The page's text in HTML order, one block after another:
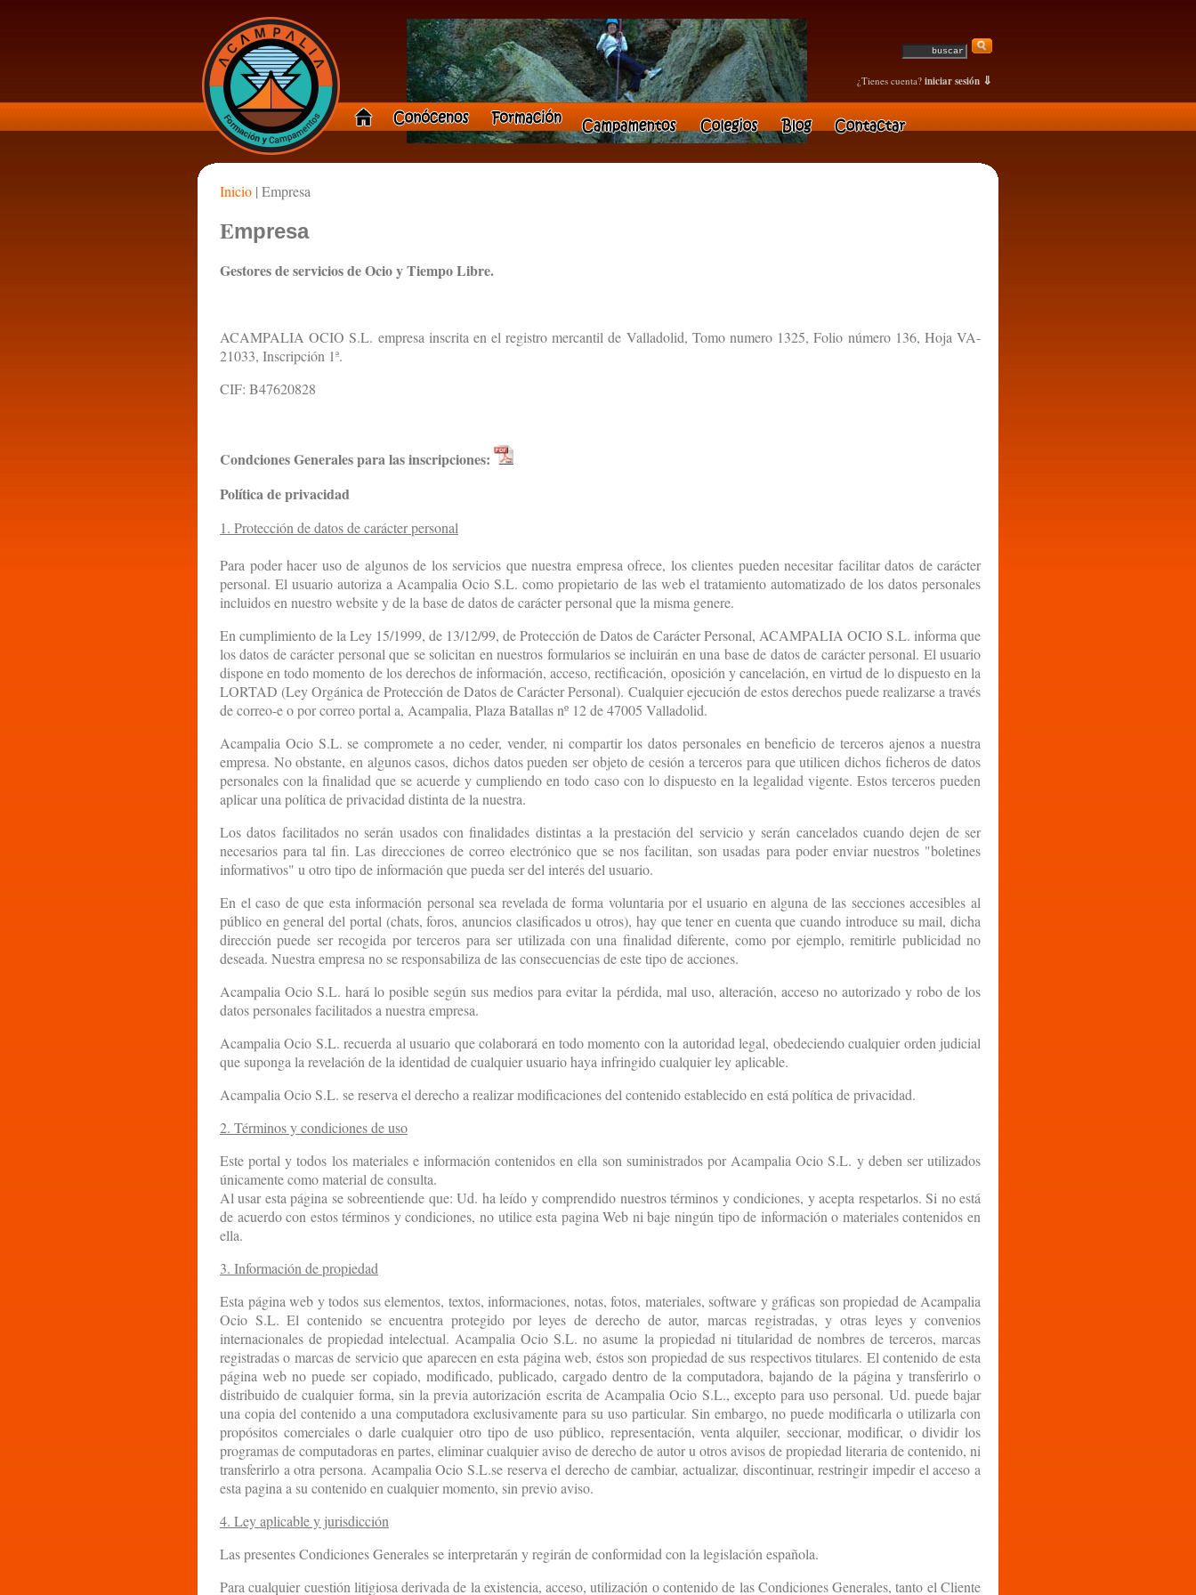
¿Tienes cuenta? iniciar sesión ⇓
Inicio | Empresa
Empresa
Gestores de servicios de Ocio y Tiempo Libre.
ACAMPALIA OCIO S.L. empresa inscrita en el registro mercantil de Valladolid, Tomo numero 1325, Folio número 136, Hoja VA-
21033, Inscripción 1ª.
CIF: B47620828
Condciones Generales para las inscripciones:
Política de privacidad
1. Protección de datos de carácter personal
Para poder hacer uso de algunos de los servicios que nuestra empresa ofrece, los clientes pueden necesitar facilitar datos de carácter
personal. El usuario autoriza a Acampalia Ocio S.L. como propietario de las web el tratamiento automatizado de los datos personales
incluidos en nuestro website y de la base de datos de carácter personal que la misma genere.
En cumplimiento de la Ley 15/1999, de 13/12/99, de Protección de Datos de Carácter Personal, ACAMPALIA OCIO S.L. informa que
los datos de carácter personal que se solicitan en nuestros formularios se incluirán en una base de datos de carácter personal. El usuario
dispone en todo momento de los derechos de información, acceso, rectificación, oposición y cancelación, en virtud de lo dispuesto en la
LORTAD (Ley Orgánica de Protección de Datos de Carácter Personal). Cualquier ejecución de estos derechos puede realizarse a través
de correo-e o por correo portal a, Acampalia, Plaza Batallas nº 12 de 47005 Valladolid.
Acampalia Ocio S.L. se compromete a no ceder, vender, ni compartir los datos personales en beneficio de terceros ajenos a nuestra
empresa. No obstante, en algunos casos, dichos datos pueden ser objeto de cesión a terceros para que utilicen dichos ficheros de datos
personales con la finalidad que se acuerde y cumpliendo en todo caso con lo dispuesto en la legalidad vigente. Estos terceros pueden
aplicar una política de privacidad distinta de la nuestra.
Los datos facilitados no serán usados con finalidades distintas a la prestación del servicio y serán cancelados cuando dejen de ser
necesarios para tal fin. Las direcciones de correo electrónico que se nos facilitan, son usadas para poder enviar nuestros "boletines
informativos" u otro tipo de información que pueda ser del interés del usuario.
En el caso de que esta información personal sea revelada de forma voluntaria por el usuario en alguna de las secciones accesibles al
público en general del portal (chats, foros, anuncios clasificados u otros), hay que tener en cuenta que cuando introduce su mail, dicha
dirección puede ser recogida por terceros para ser utilizada con una finalidad diferente, como por ejemplo, remitirle publicidad no
deseada. Nuestra empresa no se responsabiliza de las consecuencias de este tipo de acciones.
Acampalia Ocio S.L. hará lo posible según sus medios para evitar la pérdida, mal uso, alteración, acceso no autorizado y robo de los
datos personales facilitados a nuestra empresa.
Acampalia Ocio S.L. recuerda al usuario que colaborará en todo momento con la autoridad legal, obedeciendo cualquier orden judicial
que suponga la revelación de la identidad de cualquier usuario haya infringido cualquier ley aplicable.
Acampalia Ocio S.L. se reserva el derecho a realizar modificaciones del contenido establecido en está política de privacidad.
2. Términos y condiciones de uso
Este portal y todos los materiales e información contenidos en ella son suministrados por Acampalia Ocio S.L. y deben ser utilizados
únicamente como material de consulta.
Al usar esta página se sobreentiende que: Ud. ha leído y comprendido nuestros términos y condiciones, y acepta respetarlos. Si no está
de acuerdo con estos términos y condiciones, no utilice esta pagina Web ni baje ningún tipo de información o materiales contenidos en
ella.
3. Información de propiedad
Esta página web y todos sus elementos, textos, informaciones, notas, fotos, materiales, software y gráficas son propiedad de Acampalia
Ocio S.L. El contenido se encuentra protegido por leyes de derecho de autor, marcas registradas, y otras leyes y convenios
internacionales de propiedad intelectual. Acampalia Ocio S.L. no asume la propiedad ni titularidad de nombres de terceros, marcas
registradas o marcas de servicio que aparecen en esta página web, éstos son propiedad de sus respectivos titulares. El contenido de esta
página web no puede ser copiado, modificado, publicado, cargado dentro de la computadora, bajando de la página y transferirlo o
distribuido de cualquier forma, sin la previa autorización escrita de Acampalia Ocio S.L., excepto para uso personal. Ud. puede bajar
una copia del contenido a una computadora exclusivamente para su uso particular. Sin embargo, no puede modificarla o utilizarla con
propósitos comerciales o darle cualquier otro tipo de uso público, representación, venta alquiler, seccionar, modificar, o dividir los
programas de computadoras en partes, eliminar cualquier aviso de derecho de autor u otros avisos de propiedad literaria de contenido, ni
transferirlo a otra persona. Acampalia Ocio S.L.se reserva el derecho de cambiar, actualizar, discontinuar, restringir impedir el acceso a
esta pagina a su contenido en cualquier momento, sin previo aviso.
4. Ley aplicable y jurisdicción
Las presentes Condiciones Generales se interpretarán y regirán de conformidad con la legislación española.
Para cualquier cuestión litigiosa derivada de la existencia, acceso, utilización o contenido de las Condiciones Generales, tanto el Cliente